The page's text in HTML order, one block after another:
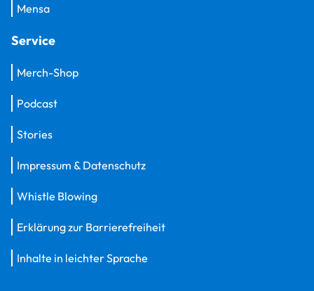
Mensa
Service
Merch-Shop
Podcast
Stories
Impressum & Datenschutz
Whistle Blowing
Erklärung zur Barrierefreiheit
Inhalte in leichter Sprache